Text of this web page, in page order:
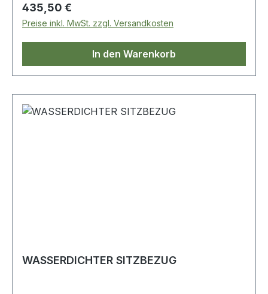
Regulärer Preis:
435,50 €
Preise inkl. MwSt. zzgl. Versandkosten
In den Warenkorb
WASSERDICHTER SITZBEZUG